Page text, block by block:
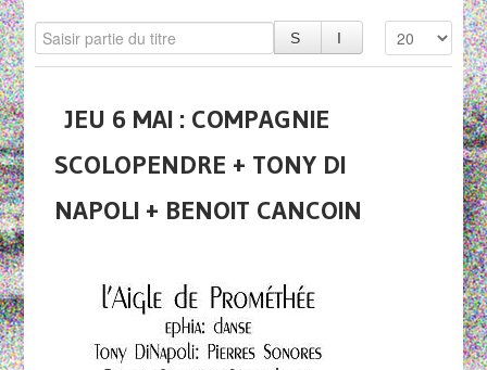
JEU 6 MAI : COMPAGNIE
SCOLOPENDRE + TONY DI
NAPOLI + BENOIT CANCOIN